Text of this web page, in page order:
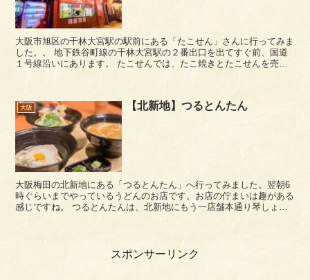
大阪市旭区の千林大宮駅の駅前にある「たこせん」さんに行ってみま
した。。 地下鉄谷町線の千林大宮駅の２番出口を出てすぐ前、国道
１号線沿いにあります。 たこせんでは、たこ焼きとたこせんを売っ
大阪 【北新地】つるとんたん
大阪梅田の北新地にある「つるとんたん」へ行ってみました。翌朝6
時ぐらいまでやっているうどんのお店です。お店の佇まいは趣がある
感じですね。 つるとんたんは、北新地にもう一店舗本通り琴しょう
スポンサーリンク